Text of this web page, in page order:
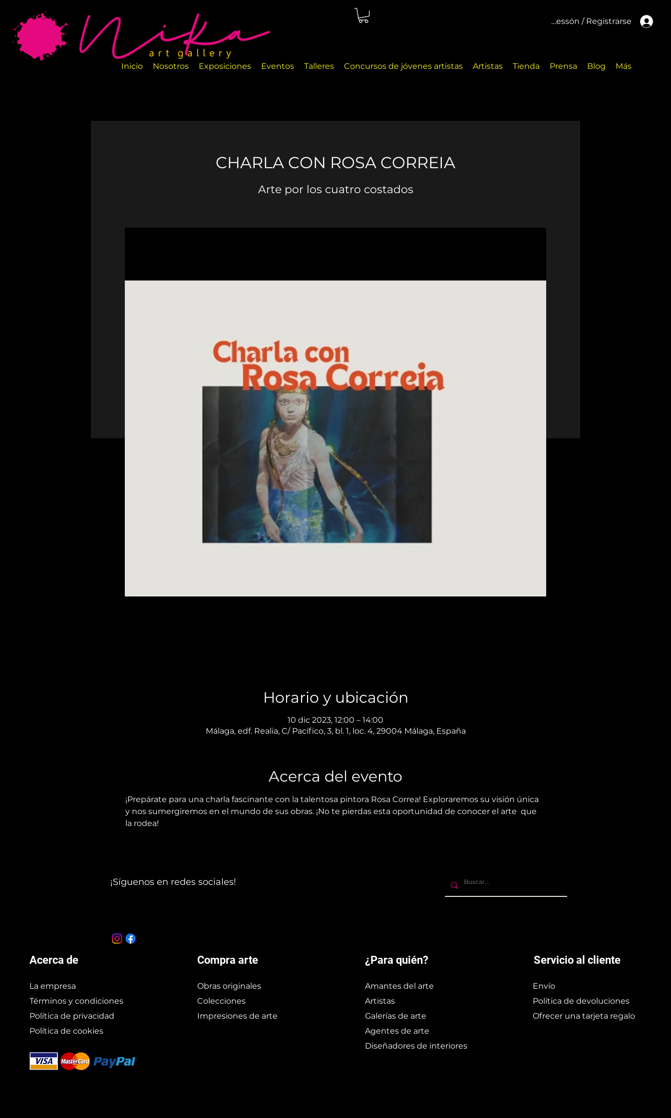
Inicar cessón / Registrarse
Inicio Nosotros Exposiciones Eventos Talleres Concursos de jóvenes artistas Artistas Tienda Prensa Blog Más
CHARLA CON ROSA CORREIA
Arte por los cuatro costados
Horario y ubicación
10 dic 2023, 12:00 – 14:00
Málaga, edf. Realia, C/ Pacífico, 3, bl. 1, loc. 4, 29004 Málaga, España
Acerca del evento
¡Prepárate para una charla fascinante con la talentosa pintora Rosa Correa! Exploraremos su visión única
y nos sumergiremos en el mundo de sus obras. ¡No te pierdas esta oportunidad de conocer el arte  que
la rodea!
¡Síguenos en redes sociales!
Acerca de
La empresa
Términos y condiciones
Política de privacidad
Política de cookies
Compra arte
Obras originales
Colecciones
Impresiones de arte
¿Para quién?
Amantes del arte
Artistas
Galerías de arte
Agentes de arte
Diseñadores de interiores
Servicio al cliente
Envío
Política de devoluciones
Ofrecer una tarjeta regalo